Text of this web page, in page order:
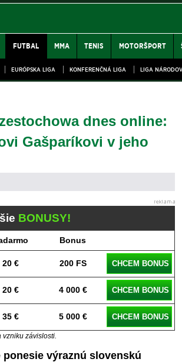
FUTBAL MMA TENIS MOTORŠPORT
EURÓPSKA LIGA KONFERENČNÁ LIGA LIGA NÁRODOV
dnes online:
Gašparíkovi v jeho
BONUSY!
Bonus
20 € 200 FS CHCEM BONUS
20 € 4 000 € CHCEM BONUS
35 € 5 000 € CHCEM BONUS
vzniku závislosti.
výraznú slovenskú